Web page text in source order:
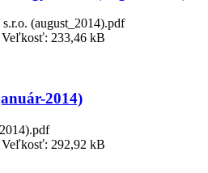
(august_2014).pdf
Veľkosť: 233,46 kB
2014)
Veľkosť: 292,92 kB